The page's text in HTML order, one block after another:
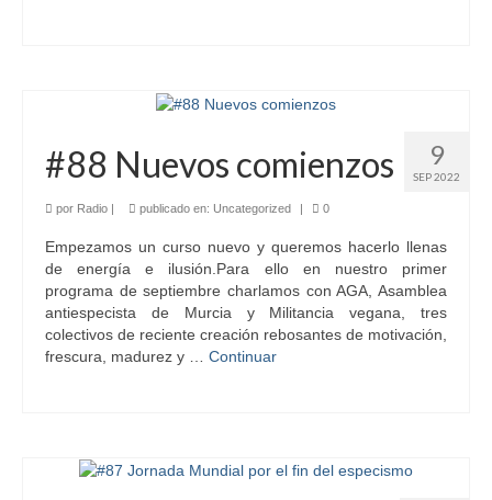
9
SEP 2022
#88 Nuevos comienzos
por Radio | publicado en: Uncategorized | 0
Empezamos un curso nuevo y queremos hacerlo llenas
de energía e ilusión.Para ello en nuestro primer
programa de septiembre charlamos con AGA, Asamblea
antiespecista de Murcia y Militancia vegana, tres
colectivos de reciente creación rebosantes de motivación,
frescura, madurez y … Continuar